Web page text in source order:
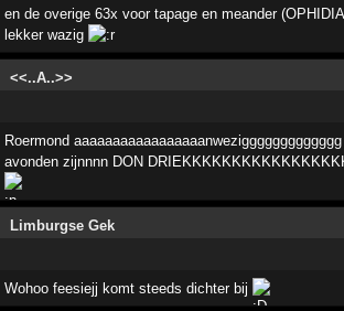
en de overige 63x voor tapage en meander
lekker wazig
<<..A..>>
Roermond
avonden zijnnnn DON
Limburgse Gek
Wohoo feesiejj komt steeds dichter bij